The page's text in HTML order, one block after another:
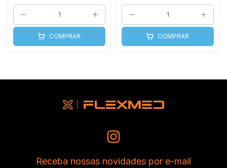
COMPRAR COMPRAR
Receba nossas novidades por e-mail